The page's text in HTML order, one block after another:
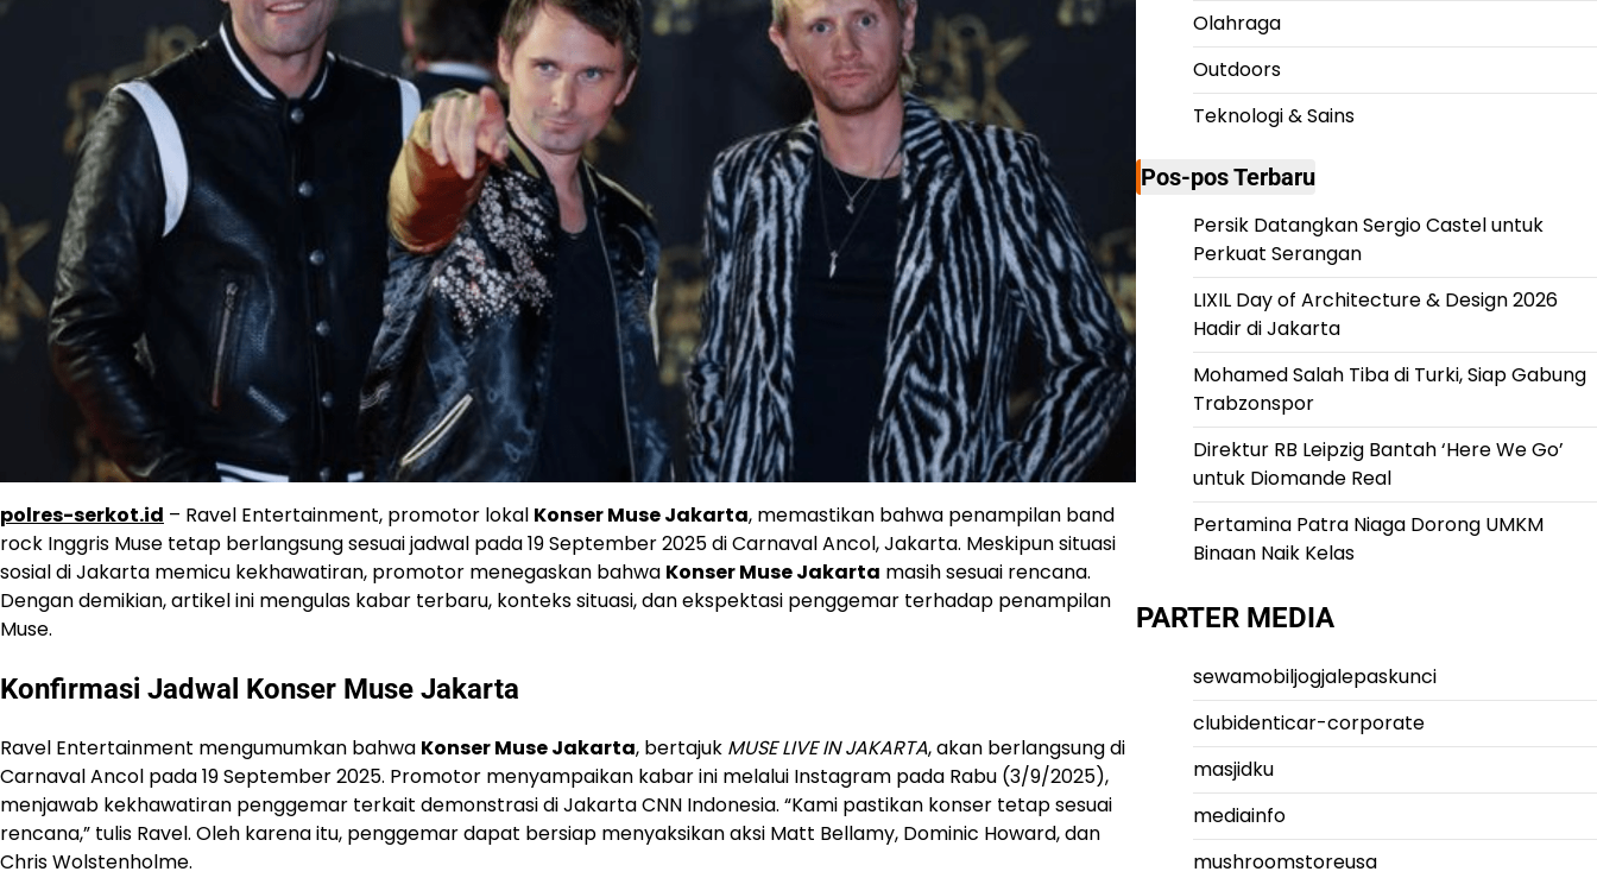
polres-serkot.id – Ravel Entertainment, promotor lokal Konser Muse Jakarta, memastikan bahwa penampilan band
rock Inggris Muse tetap berlangsung sesuai jadwal pada 19 September 2025 di Carnaval Ancol, Jakarta. Meskipun situasi
sosial di Jakarta memicu kekhawatiran, promotor menegaskan bahwa Konser Muse Jakarta masih sesuai rencana.
Dengan demikian, artikel ini mengulas kabar terbaru, konteks situasi, dan ekspektasi penggemar terhadap penampilan
Muse.
Konfirmasi Jadwal Konser Muse Jakarta
Ravel Entertainment mengumumkan bahwa Konser Muse Jakarta, bertajuk MUSE LIVE IN JAKARTA, akan berlangsung di
Carnaval Ancol pada 19 September 2025. Promotor menyampaikan kabar ini melalui Instagram pada Rabu (3/9/2025),
menjawab kekhawatiran penggemar terkait demonstrasi di Jakarta CNN Indonesia. “Kami pastikan konser tetap sesuai
rencana,” tulis Ravel. Oleh karena itu, penggemar dapat bersiap menyaksikan aksi Matt Bellamy, Dominic Howard, dan
Chris Wolstenholme.
Olahraga
Outdoors
Teknologi & Sains
Pos-pos Terbaru
Persik Datangkan Sergio Castel untuk
Perkuat Serangan
LIXIL Day of Architecture & Design 2026
Hadir di Jakarta
Mohamed Salah Tiba di Turki, Siap Gabung
Trabzonspor
Direktur RB Leipzig Bantah ‘Here We Go’
untuk Diomande Real
Pertamina Patra Niaga Dorong UMKM
Binaan Naik Kelas
PARTER MEDIA
sewamobiljogjalepaskunci
clubidenticar-corporate
masjidku
mediainfo
mushroomstoreusa